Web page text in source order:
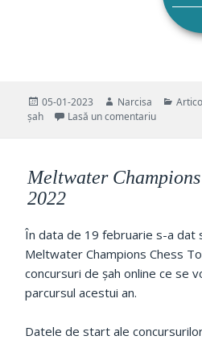
Publicat
pe
05-01-2023 Autor
Narcisa
șah
Lasă un comentariula GM
Meltwater
2022
În data de 19 februarie s-a dat
Meltwater Champions Chess
concursuri de șah online ce se
parcursul acestui an.
Datele de start ale